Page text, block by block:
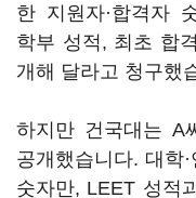
한 지원자·합격자
학부 성적, 최초 합
개해 달라고 청구했
하지만 건국대는 A
공개했습니다. 대학
숫자만, LEET 성적